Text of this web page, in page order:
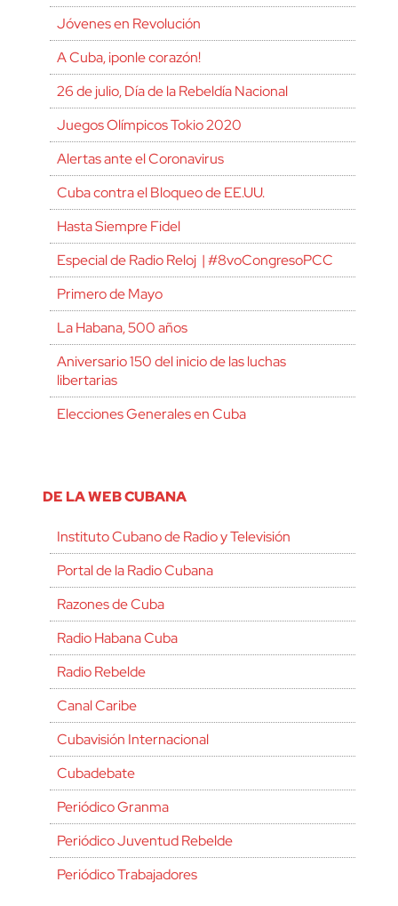
Jóvenes en Revolución
A Cuba, ¡ponle corazón!
26 de julio, Día de la Rebeldía Nacional
Juegos Olímpicos Tokio 2020
Alertas ante el Coronavirus
Cuba contra el Bloqueo de EE.UU.
Hasta Siempre Fidel
Especial de Radio Reloj | #8voCongresoPCC
Primero de Mayo
La Habana, 500 años
Aniversario 150 del inicio de las luchas
libertarias
Elecciones Generales en Cuba
DE LA WEB CUBANA
Instituto Cubano de Radio y Televisión
Portal de la Radio Cubana
Razones de Cuba
Radio Habana Cuba
Radio Rebelde
Canal Caribe
Cubavisión Internacional
Cubadebate
Periódico Granma
Periódico Juventud Rebelde
Periódico Trabajadores